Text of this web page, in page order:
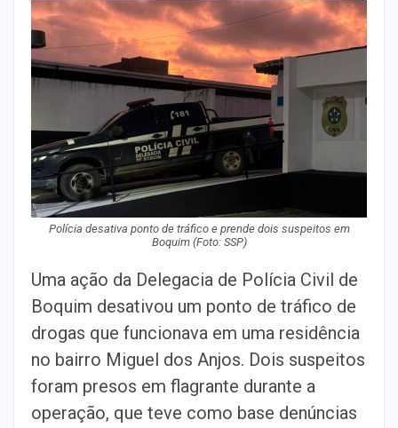
Polícia desativa ponto de tráfico e prende dois suspeitos em
Boquim (Foto: SSP)
Uma ação da Delegacia de Polícia Civil de
Boquim desativou um ponto de tráfico de
drogas que funcionava em uma residência
no bairro Miguel dos Anjos. Dois suspeitos
foram presos em flagrante durante a
operação, que teve como base denúncias